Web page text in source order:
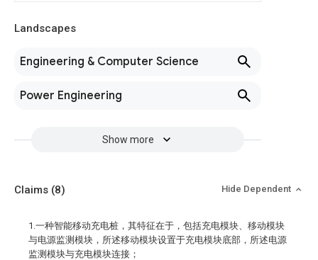
Landscapes
Engineering & Computer Science
Power Engineering
Show more
Claims (8) Hide Dependent
1.一种智能移动充电桩，其特征在于，包括充电模块、移动模块
与电源监测模块，所述移动模块设置于充电模块底部，所述电源
监测模块与充电模块连接；